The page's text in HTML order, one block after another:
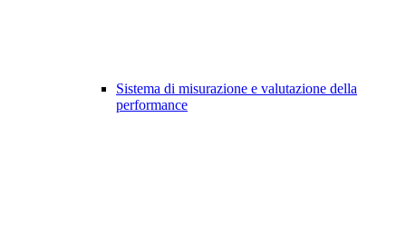
Sistema di misurazione e valutazione della
performance